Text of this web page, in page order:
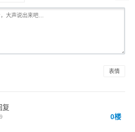
表情
复
0楼